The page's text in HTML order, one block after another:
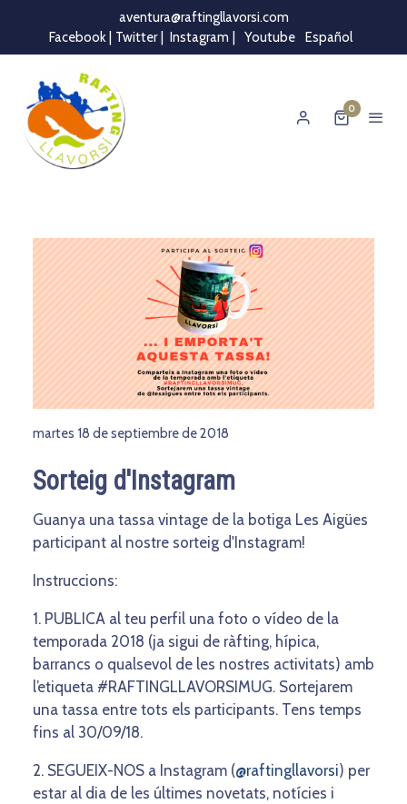
aventura@raftingllavorsi.com
Facebook |
Twitter Instagram Youtube Español
0
martes 18 de septiembre de 2018
Sorteig d'Instagram
Guanya una tassa vintage de la botiga Les Aigües
participant al nostre sorteig d'Instagram!
Instruccions:
1. PUBLICA al teu perfil una foto o vídeo de la
temporada 2018 (ja sigui de ràfting, hípica,
barrancs o qualsevol de les nostres activitats) amb
l’etiqueta #RAFTINGLLAVORSIMUG. Sortejarem
una tassa entre tots els participants. Tens temps
fins al 30/09/18.
2. SEGUEIX-NOS a Instagram (@raftingllavorsi) per
estar al dia de les últimes novetats, notícies i